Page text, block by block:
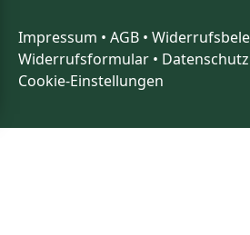
Impressum • AGB •
Widerrufsformular • Datenschutz
Cookie-Einstellungen